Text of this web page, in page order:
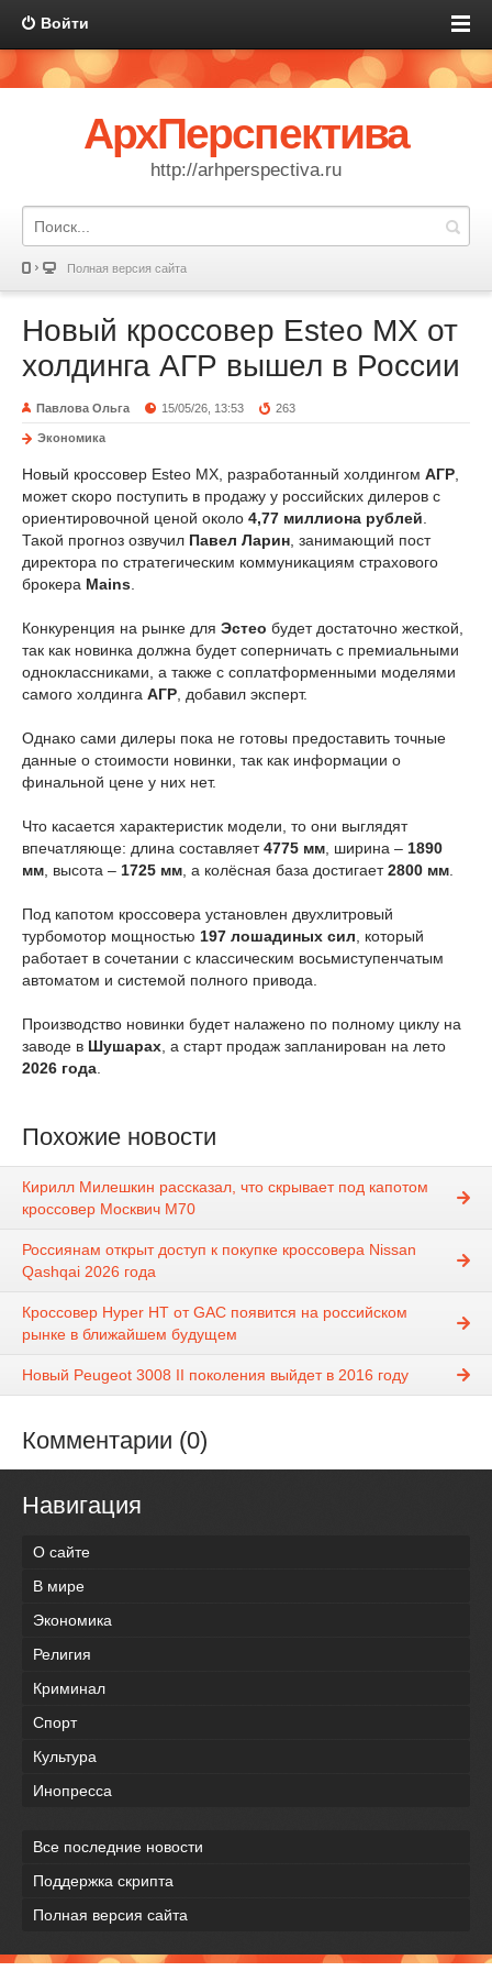
Войти
АрхПерспектива
http://arhperspectiva.ru
Полная версия сайта
Новый кроссовер Esteo MX от
холдинга АГР вышел в России
Павлова Ольга 15/05/26, 13:53 263
Экономика
Новый кроссовер Esteo MX, разработанный холдингом АГР
может скоро поступить в продажу у российских дилеров с
ориентировочной ценой около 4,77 миллиона рублей
Такой прогноз озвучил Павел Ларин , занимающий пост
директора по стратегическим коммуникациям страхового
брокера Mains
Конкуренция на рынке для Эстео будет достаточно жесткой,
так как новинка должна будет соперничать с премиальными
одноклассниками, а также с соплатформенными моделями
самого холдинга АГР , добавил эксперт.
Однако сами дилеры пока не готовы предоставить точные
данные о стоимости новинки, так как информации о
финальной цене у них нет.
Что касается характеристик модели, то они выглядят
впечатляюще: длина составляет4775 мм , ширина – 1890
мм , высота – 1725 мм , а колёсная база достигает2800 мм
Под капотом кроссовера установлен двухлитровый
турбомотор мощностью 197 лошадиных сил , который
работает в сочетании с классическим восьмиступенчатым
автоматом и системой полного привода.
Производство новинки будет налажено по полному циклу на
заводе в Шушарах , а старт продаж запланирован на лето
2026 года
Похожие новости
Кирилл Милешкин рассказал, что скрывает под капотом
кроссовер Москвич М70
Россиянам открыт доступ к покупке кроссовера Nissan
Qashqai 2026 года
Кроссовер Hyper HT от GAC появится на российском
рынке в ближайшем будущем
Новый Peugeot 3008 II поколения выйдет в 2016 году
Комментарии (0)
Навигация
О сайте
В мире
Экономика
Религия
Криминал
Спорт
Культура
Инопресса
Все последние новости
Поддержка скрипта
Полная версия сайта